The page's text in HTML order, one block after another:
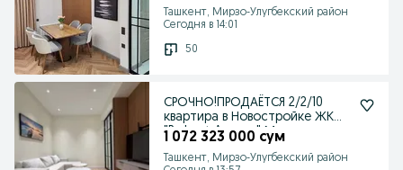
Ташкент, Мирзо-Улугбекский район
Сегодня в 14:01
50
СРОЧНО!ПРОДАЁТСЯ 2/2/10
квартира в Новостройке ЖК
"Parkent Avenue" Ми
1 072 323 000 сум
Ташкент, Мирзо-Улугбекский район